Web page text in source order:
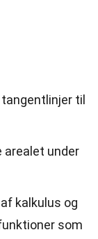
til
arealet under
kalkulus og
som